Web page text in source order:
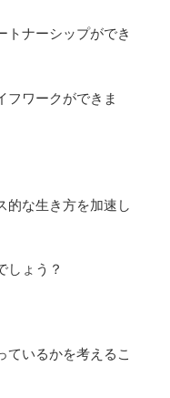
トナーシップができ
フワークができま
的な生き方を加速し
しょう？
ているかを考えるこ